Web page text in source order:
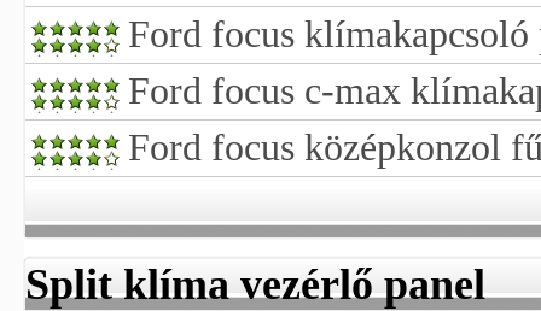
Ford focus klímakapcsoló
Ford focus c-max
Ford focus középkonzol
Split klíma vezérlő panel